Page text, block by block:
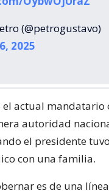
(@petrogustavo)
2025
el actual mandatario
autoridad
el presidente
con una familia.
es de una